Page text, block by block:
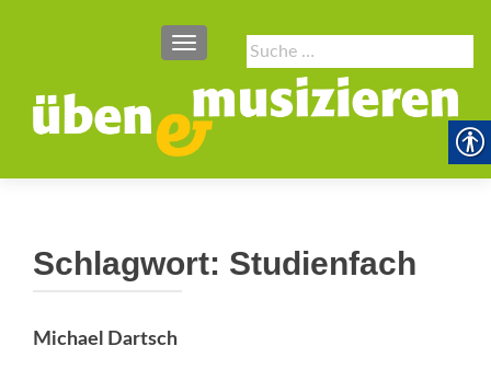
Suche
nach:
SCHALTE NAVIGATION
Schlagwort: Studienfach
Michael Dartsch